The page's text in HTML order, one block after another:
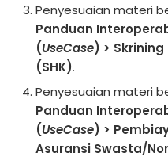
Penyesuaian materi
Panduan
(UseCase) >
(SHK).
Penyesuaian materi
Panduan
(UseCase) >
Asuransi Swasta/